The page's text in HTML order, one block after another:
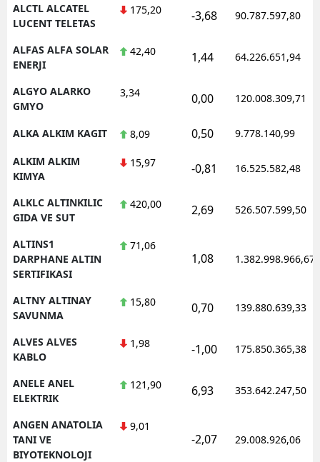
ALCTL ALCATEL
LUCENT TELETAS
175,20 -3,68 90.787.597,80
ALFAS ALFA SOLAR
ENERJI
42,40 1,44 64.226.651,94
ALGYO ALARKO
GMYO
3,34 0,00 120.008.309,71
ALKA ALKIM KAGIT 8,09 0,50 9.778.140,99
ALKIM ALKIM
KIMYA
15,97 -0,81 16.525.582,48
ALKLC ALTINKILIC
GIDA VE SUT
420,00 2,69 526.507.599,50
ALTINS1
DARPHANE ALTIN
SERTIFIKASI
71,06
1,08 1.382.998.966,67
ALTNY ALTINAY
SAVUNMA
15,80 0,70 139.880.639,33
ALVES ALVES
KABLO
1,98 -1,00 175.850.365,38
ANELE ANEL
ELEKTRIK
121,90 6,93 353.642.247,50
ANGEN ANATOLIA
TANI VE
BIYOTEKNOLOJI
9,01
-2,07 29.008.926,06